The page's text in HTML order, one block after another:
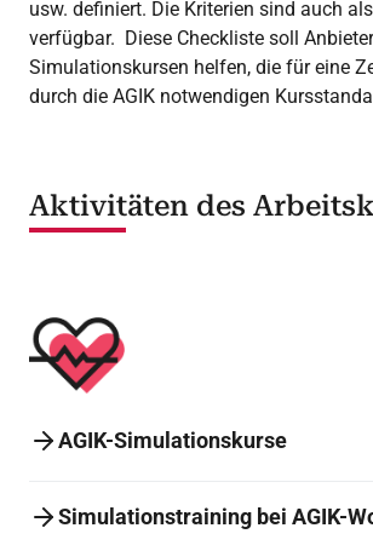
usw. definiert. Die Kriterien sind auch als
verfügbar. Diese Checkliste soll
Simulationskursen helfen, die für eine
durch die AGIK notwendigen
Aktivitäten des
AGIK-Simulationskurse
Simulationstraining bei AGIK-